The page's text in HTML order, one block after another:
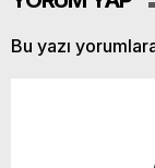
Bu yazı